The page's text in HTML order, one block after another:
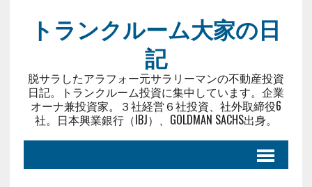
トランクルーム大家の日
記
脱サラしたアラフォー元サラリーマンの不動産投資
日記。トランクルーム投資に集中しています。企業
オーナ兼投資家。３社経営６社投資、社外取締役6
社。日本興業銀行（IBJ）、GOLDMAN SACHS出身。